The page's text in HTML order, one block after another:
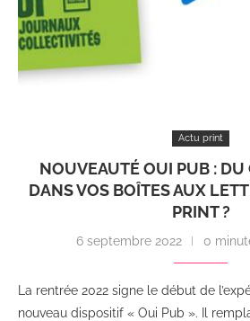
Actu print
NOUVEAUTÉ OUI PUB :
DANS VOS BOÎTES AUX
PRINT ?
6 septembre 2022 0
La rentrée 2022 signe le début de
nouveau dispositif « Oui Pub ». Il